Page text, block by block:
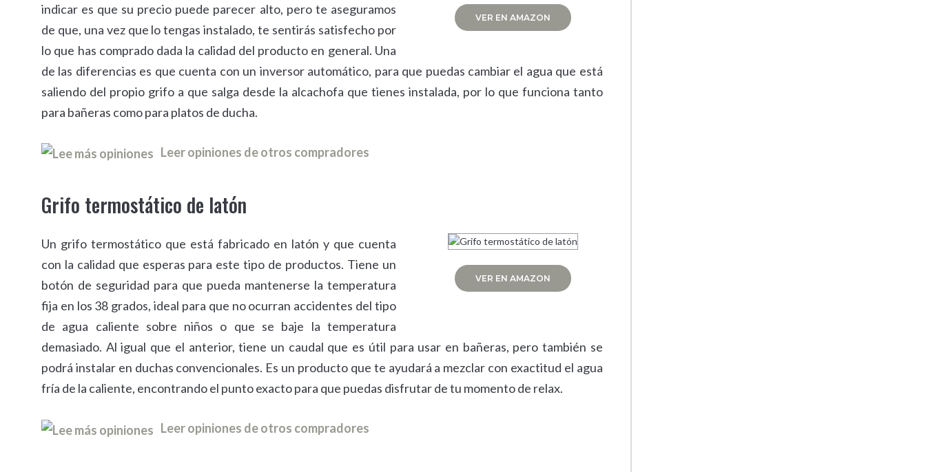
VER EN AMAZON
indicar es que su precio puede parecer alto, pero te aseguramos
de que, una vez que lo tengas instalado, te sentirás satisfecho por
lo que has comprado dada la calidad del producto en general. Una
de las diferencias es que cuenta con un inversor automático, para que puedas cambiar el agua que está
saliendo del propio grifo a que salga desde la alcachofa que tienes instalada, por lo que funciona tanto
para bañeras como para platos de ducha.
Leer opiniones de otros compradores
Grifo termostático de latón
VER EN AMAZON
Un grifo termostático que está fabricado en latón y que cuenta
con la calidad que esperas para este tipo de productos. Tiene un
botón de seguridad para que pueda mantenerse la temperatura
fija en los 38 grados, ideal para que no ocurran accidentes del tipo
de agua caliente sobre niños o que se baje la temperatura
demasiado. Al igual que el anterior, tiene un caudal que es útil para usar en bañeras, pero también se
podrá instalar en duchas convencionales. Es un producto que te ayudará a mezclar con exactitud el agua
fría de la caliente, encontrando el punto exacto para que puedas disfrutar de tu momento de relax.
Leer opiniones de otros compradores